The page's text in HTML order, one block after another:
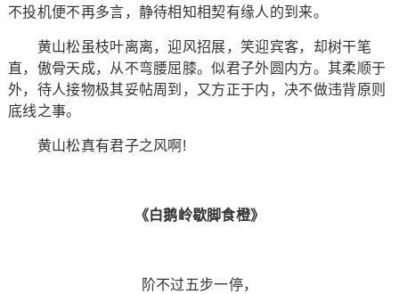
不投机便不再多言，静待相知相契有缘人的到来。
黄山松虽枝叶离离，迎风招展，笑迎宾客，却树干笔
直，傲骨天成，从不弯腰屈膝。似君子外圆内方。其柔顺于
外，待人接物极其妥帖周到，又方正于内，决不做违背原则
底线之事。
黄山松真有君子之风啊!
《白鹅岭歇脚食橙》
阶不过五步一停，